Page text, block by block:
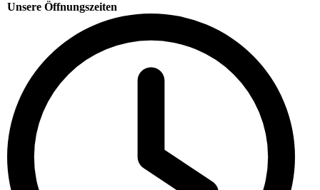
Unsere Öffnungszeiten